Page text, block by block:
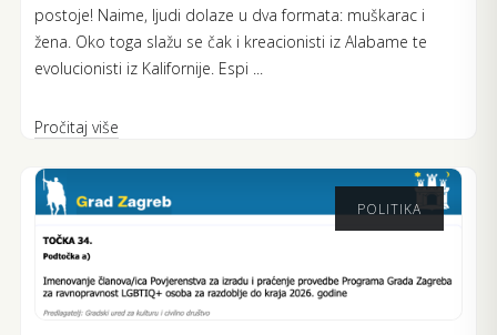
postoje! Naime, ljudi dolaze u dva formata: muškarac i
žena. Oko toga slažu se čak i kreacionisti iz Alabame te
evolucionisti iz Kalifornije. Espi ...
Pročitaj više
POLITIKA